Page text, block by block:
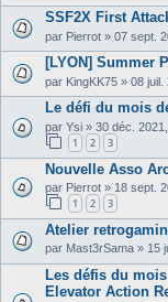
SSF2X First
par Pierrot » 07 sept.
[LYON] Summer
par KingKK75 » 08 juil.
Le défi du mois
par Ysi » 30 déc.
1 2 3
Nouvelle Asso
par Pierrot » 18 sept.
1 2 3
Atelier
par Mast3rSama » 15
Les défis du
Elevator Action